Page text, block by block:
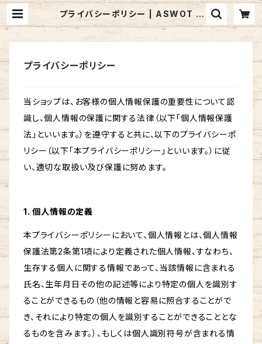
プライバシーポリシー | ASWOT S
HOP
プライバシーポリシー
当ショップは、お客様の個人情報保護の重要性について認
識し、個人情報の保護に関する法律（以下「個人情報保護
法」といいます。）を遵守すると共に、以下のプライバシーポ
リシー（以下「本プライバシーポリシー」といいます。）に従
い、適切な取扱い及び保護に努めます。
1. 個人情報の定義
本プライバシーポリシーにおいて、個人情報とは、個人情報
保護法第2条第1項により定義された個人情報、すなわち、
生存する個人に関する情報であって、当該情報に含まれる
氏名、生年月日その他の記述等により特定の個人を識別す
ることができるもの（他の情報と容易に照合することがで
き、それにより特定の個人を識別することができることとな
るものを含みます。）、もしくは個人識別符号が含まれる情